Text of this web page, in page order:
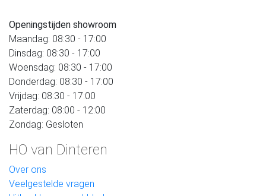
Openingstijden showroom
Maandag: 08:30 - 17:00
Dinsdag: 08:30 - 17:00
Woensdag: 08:30 - 17:00
Donderdag: 08:30 - 17:00
Vrijdag: 08:30 - 17:00
Zaterdag: 08:00 - 12:00
Zondag: Gesloten
HO van Dinteren
Over ons
Veelgestelde vragen